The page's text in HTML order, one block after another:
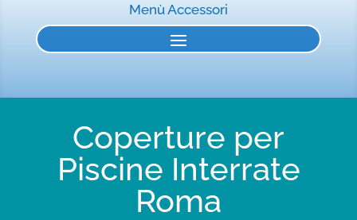
Menù Accessori
Coperture per
Piscine Interrate
Roma